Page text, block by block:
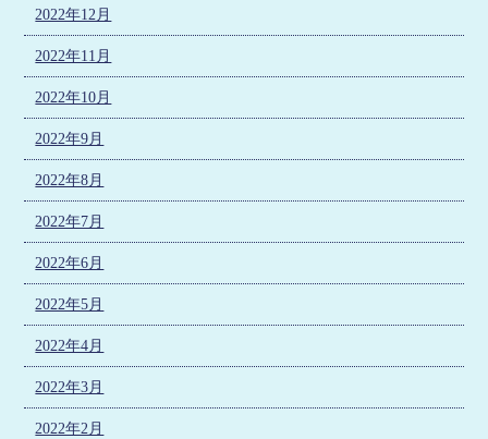
2022年12月
2022年11月
2022年10月
2022年9月
2022年8月
2022年7月
2022年6月
2022年5月
2022年4月
2022年3月
2022年2月